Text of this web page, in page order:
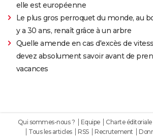
elle est européenne
Le plus gros perroquet du monde, au
y a 30 ans, renaît grâce à un arbre
Quelle amende en cas d'excès de
devez absolument savoir avant de
vacances
Qui sommes-nous ? Equipe Charte éditoriale
Tous les articles
RSS Recrutement